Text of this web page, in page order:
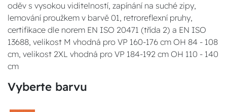
oděv s vysokou viditelností, zapínání na suché zipy,
lemování proužkem v barvě 01, retroreflexní pruhy,
certifikace dle norem EN ISO 20471 (třída 2) a EN ISO
13688, velikost M vhodná pro VP 160-176 cm OH 84 - 108
cm, velikost 2XL vhodná pro VP 184-192 cm OH 110 - 140
cm
Vyberte barvu